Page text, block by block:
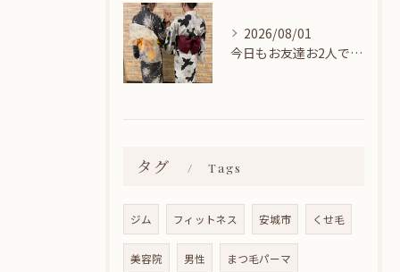
2026/08/01
今日もお友達お2人でヘアセットに来てくれました🎀
タグ Tags
ジム フィットネス 安城市 くせ毛
美容院 男性 まつ毛パーマ